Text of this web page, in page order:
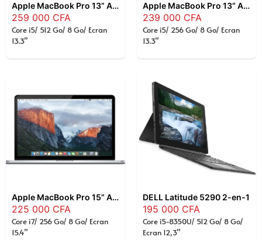
Apple MacBook Pro 13” A1502 – Intel Core i5 2.6GHz, 8Go RAM, 512Go SSD, Écran Retina, Ultraportable Fiable
259 000 CFA
Core i5/ 512 Go/ 8 Go/ Ecran
13.3”
Apple MacBook Pro 13” A1502 – Intel Core i5 2.7GHz, 8Go RAM, 256Go SSD, Écran Retina, Ultraportable Fiable (Copy)
239 000 CFA
Core i5/ 256 Go/ 8 Go/ Ecran
13.3”
Apple MacBook Pro 15” A1398 – Intel Core i7 2.0GHz, 8Go RAM, 256Go SSD, Écran Retina, Laptop Professionnel
225 000 CFA
Core i7/ 256 Go/ 8 Go/ Ecran
15.4”
DELL Latitude 5290 2-en-1
195 000 CFA
Core i5-8350U/ 512 Go/ 8 Go/
Ecran 12,3”